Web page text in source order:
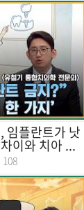
임플란트가 낫
이와 치아 ...
108